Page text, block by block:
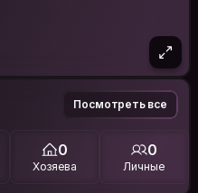
Посмотреть все
0
Хозяева
0
Личные